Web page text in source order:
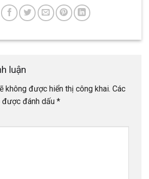
luận
không được hiển thị công khai. Các
đánh dấu *